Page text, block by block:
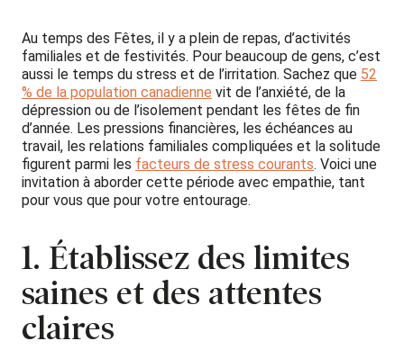
Au temps des Fêtes, il y a plein de repas, d’activités
familiales et de festivités. Pour beaucoup de gens, c’est
aussi le temps du stress et de l’irritation. Sachez que 52
% de la population canadienne vit de l’anxiété, de la
dépression ou de l’isolement pendant les fêtes de fin
d’année. Les pressions financières, les échéances au
travail, les relations familiales compliquées et la solitude
figurent parmi les facteurs de stress courants. Voici une
invitation à aborder cette période avec empathie, tant
pour vous que pour votre entourage.
1. Établissez des limites
saines et des attentes
claires